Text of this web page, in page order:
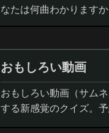
なたは何曲わかりますか
おもしろい動画
おもしろい動画（サム
する新感覚のクイズ。